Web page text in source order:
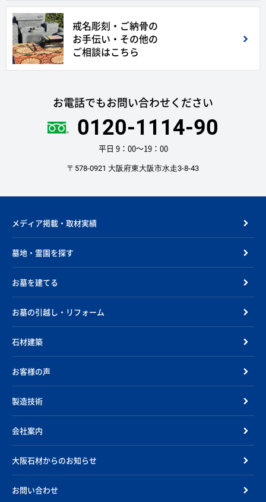
戒名彫刻・ご納骨の
お手伝い・その他の
ご相談はこちら
お電話でもお問い合わせください
0120-1114-90
平日 9：00〜19：00
〒578-0921 大阪府東大阪市水走3-8-43
メディア掲載・取材実績
墓地・霊園を探す
お墓を建てる
お墓の引越し・リフォーム
石材建築
お客様の声
製造技術
会社案内
大阪石材からのお知らせ
お問い合わせ